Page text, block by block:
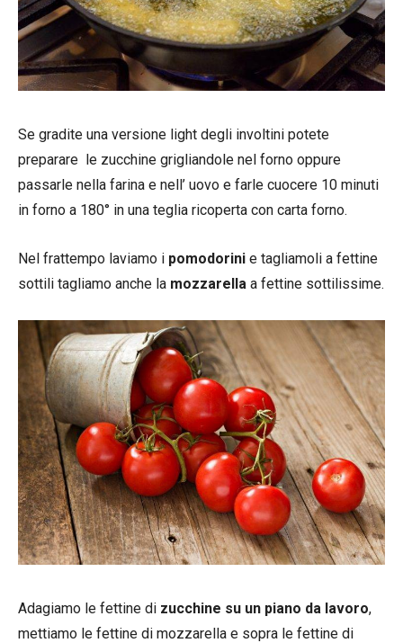
Se gradite una versione light degli involtini potete
preparare le zucchine grigliandole nel forno oppure
passarle nella farina e nell’ uovo e farle cuocere 10 minuti
in forno a 180° in una teglia ricoperta con carta forno.
Nel frattempo laviamo i pomodorini e tagliamoli a fettine
sottili tagliamo anche la mozzarella a fettine sottilissime.
Adagiamo le fettine di zucchine su un piano da lavoro,
mettiamo le fettine di mozzarella e sopra le fettine di